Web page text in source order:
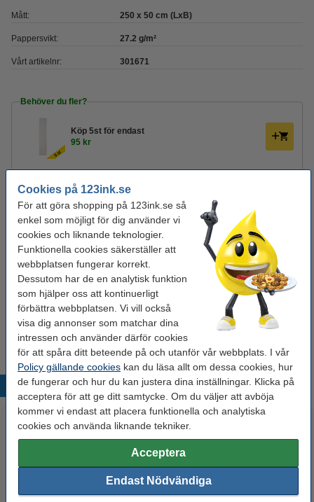
Cookies på 123ink.se
För att göra shopping på 123ink.se så
enkel som möjligt för dig använder vi
cookies och liknande teknologier.
Funktionella cookies säkerställer att
webbplatsen fungerar korrekt.
Dessutom har de en analytisk funktion
som hjälper oss att kontinuerligt
förbättra webbplatsen. Vi vill också
visa dig annonser som matchar dina
intressen och använder därför cookies
för att spåra ditt beteende på och utanför vår webbplats. I vår
Policy gällande cookies kan du läsa allt om dessa cookies, hur
de fungerar och hur du kan justera dina inställningar. Klicka på
acceptera för att ge ditt samtycke. Om du väljer att avböja
kommer vi endast att placera funktionella och analytiska
cookies och använda liknande tekniker.
Acceptera
Endast Nödvändiga
Mått: 250 x 50 cm (LxB)
Pappersvikt: 27.2 g/m²
Vårt artikelnr: 301671
Behöver du fler?
Köp 5st för endast
95 kr
Köp
125 kr
Glöm inte att beställa!
Sax 195mm | 123ink
49 kr
Hobbylim 90g | Tesa
50 kr
Populära produkter